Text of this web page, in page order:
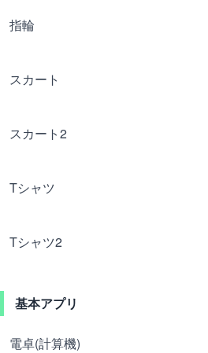
指輪
スカート
スカート2
Tシャツ
Tシャツ2
基本アプリ
電卓(計算機)